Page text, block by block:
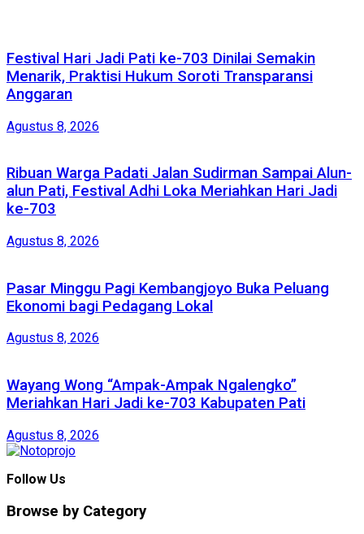
Festival Hari Jadi Pati ke-703 Dinilai Semakin
Menarik, Praktisi Hukum Soroti Transparansi
Anggaran
Agustus 8, 2026
Ribuan Warga Padati Jalan Sudirman Sampai Alun-
alun Pati, Festival Adhi Loka Meriahkan Hari Jadi
ke-703
Agustus 8, 2026
Pasar Minggu Pagi Kembangjoyo Buka Peluang
Ekonomi bagi Pedagang Lokal
Agustus 8, 2026
Wayang Wong “Ampak-Ampak Ngalengko”
Meriahkan Hari Jadi ke-703 Kabupaten Pati
Agustus 8, 2026
Follow Us
Browse by Category